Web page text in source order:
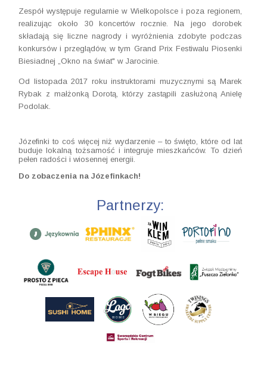
Zespół występuje regularnie w Wielkopolsce i poza regionem,
realizując około 30 koncertów rocznie. Na jego dorobek
składają się liczne nagrody i wyróżnienia zdobyte podczas
konkursów i przeglądów, w tym Grand Prix Festiwalu Piosenki
Biesiadnej „Okno na świat" w Jarocinie.
Od listopada 2017 roku instruktorami muzycznymi są Marek
Rybak z małżonką Dorotą, którzy zastąpili zasłużoną Anielę
Podolak.
Józefinki to coś więcej niż wydarzenie – to święto, które od lat
buduje lokalną tożsamość i integruje mieszkańców. To dzień
pełen radości i wiosennej energii.
Do zobaczenia na Józefinkach!
Partnerzy: